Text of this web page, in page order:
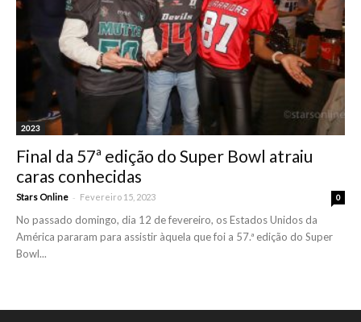
2023
Final da 57ª edição do Super Bowl atraiu
caras conhecidas
Stars Online - Fevereiro 15, 2023 0
No passado domingo, dia 12 de fevereiro, os Estados Unidos da
América pararam para assistir àquela que foi a 57.ª edição do Super
Bowl...